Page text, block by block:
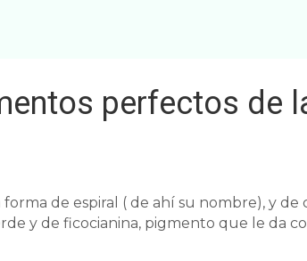
perfectos de
forma de espiral ( de ahí su nombre), y de
y de ficocianina, pigmento que le da